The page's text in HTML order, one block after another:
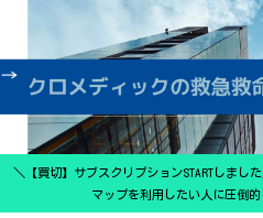
＼【買切】サブスクリプションSTARTしまし
マップを利用したい人に圧倒